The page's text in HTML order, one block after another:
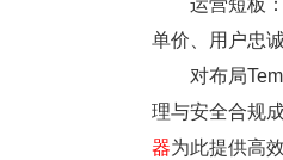
运营短板：
单价、用户忠
对布局Temu
理与安全合规
器为此提供高